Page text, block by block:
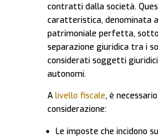
contratti dalla società.
caratteristica, denominata
patrimoniale perfetta,
separazione giuridica tra i
considerati soggetti
autonomi.
A livello fiscale, è
considerazione:
Le imposte che incidono